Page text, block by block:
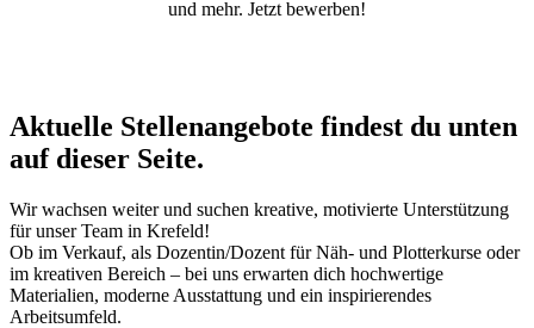
und mehr. Jetzt bewerben!
Aktuelle Stellenangebote findest du unten
auf dieser Seite.
Wir wachsen weiter und suchen kreative, motivierte Unterstützung
für unser Team in Krefeld!
Ob im Verkauf, als Dozentin/Dozent für Näh- und Plotterkurse oder
im kreativen Bereich – bei uns erwarten dich hochwertige
Materialien, moderne Ausstattung und ein inspirierendes
Arbeitsumfeld.